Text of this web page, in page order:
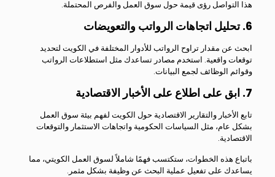
هذا التواصل رؤى قيمة حول سوق العمل والفرص المحتملة.
6. تحليل اتجاهات الرواتب والتعويضات
ابحث عن مقدار تراوح الرواتب للأدوار المختلفة في الكويت لتحديد
توقعات واقعية. استخدم مصادر تساعدك مثل استطلاعات الرواتب
وقوائم الوظائف لجمع البيانات.
7. ابق على اطلاع على الأخبار الاقتصادية
تابع الأخبار والتقارير الاقتصادية حول الكويت لفهم بيئة سوق العمل
بشكل عام، مثل السياسات الحكومية واتجاهات الاستثمار والتوقعات
الاقتصادية.
باتباع هذه الخطوات، ستكتسب فهمًا شاملاً لسوق العمل الكويتي، مما
يساعدك على تفعيل عملية البحث عن وظيفة بشكل مثمر.